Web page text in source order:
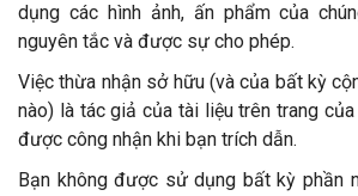
dụng các hình ảnh, ấn phẩm của
nguyên tắc và được sự cho phép.
Việc thừa nhận sở hữu (và của bất kỳ
nào) là tác giả của tài liệu trên trang
được công nhận khi bạn trích dẫn.
Bạn không được sử dụng bất kỳ phần